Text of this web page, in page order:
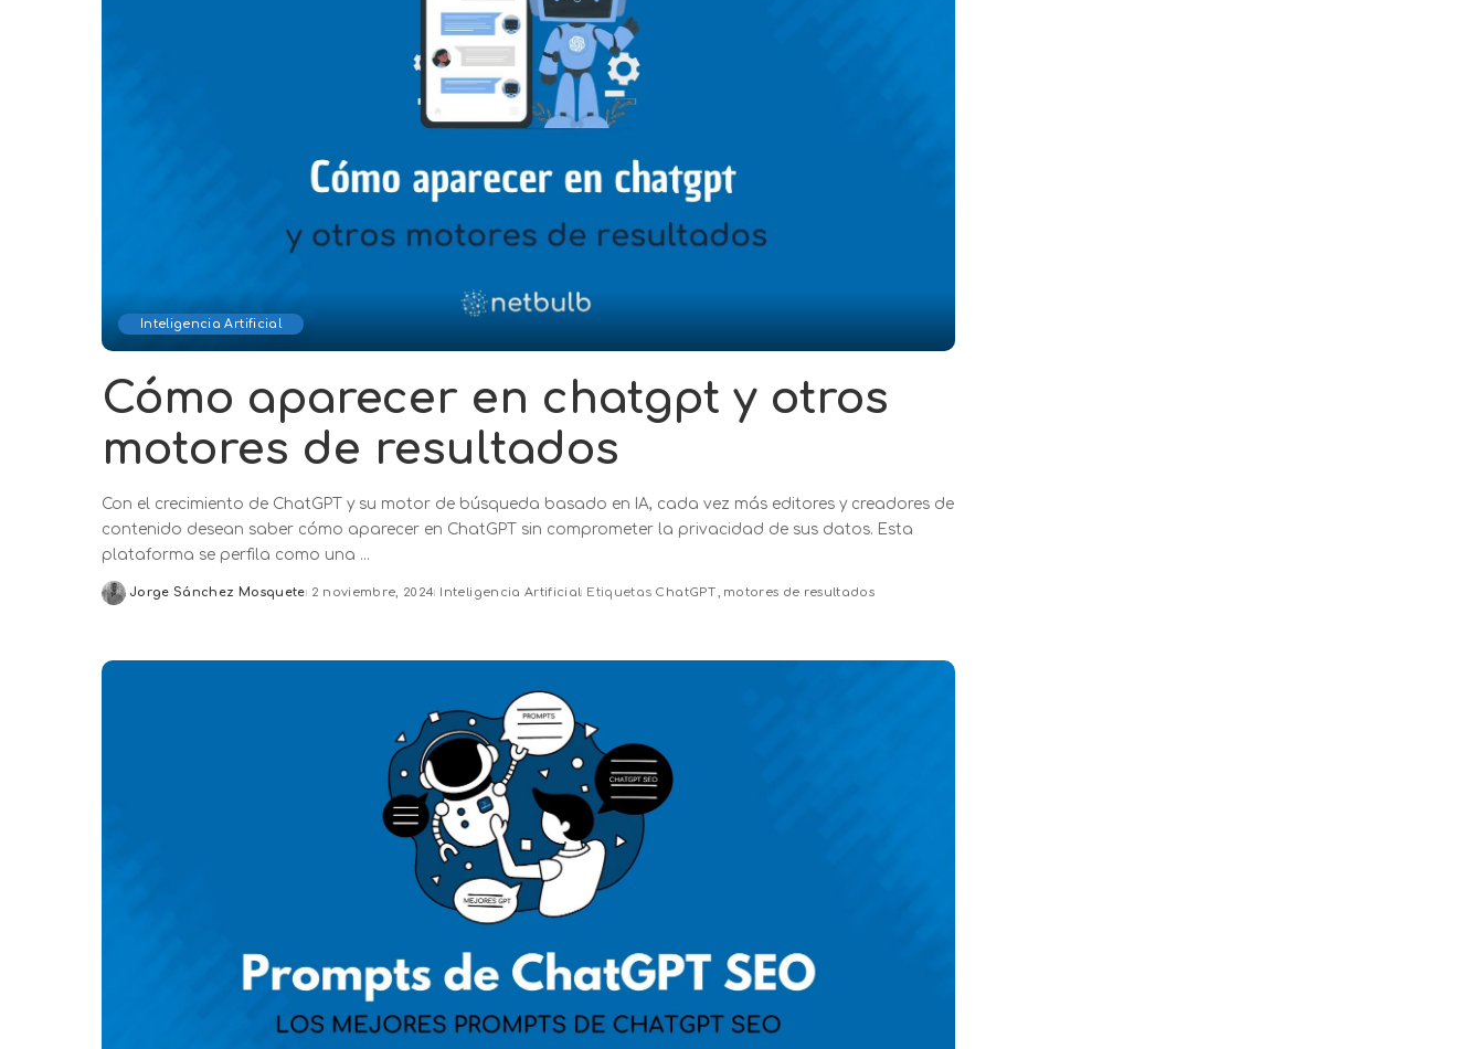
Inteligencia Artificial
Cómo aparecer en chatgpt y otros
motores de resultados
Con el crecimiento de ChatGPT y su motor de búsqueda basado en IA, cada vez más editores y creadores de
contenido desean saber cómo aparecer en ChatGPT sin comprometer la privacidad de sus datos. Esta
plataforma se perfila como una ...
Posted
Jorge Sánchez Mosquete 2 noviembre, 2024 Inteligencia Artificial Etiquetas ChatGPT motores de resultados